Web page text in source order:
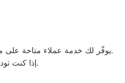
يوفّر لك خدمة عملاء متاحة على مدار 24 ساعة يوميًا للإجابة على جميع استفساراتك وإدارة مواعيد الصيانة بكل كفاءة. بمجرد التواصل معنا عبر الخط الساخن، ستحصل على دعم فوري وخدمة مميزة.
إذا كنتدايو الخاص بك، فإن توكيل دايو في المنصورة يتعاون مع أفضل وكلاء صيانة الأجهزة الكهربائية لضمان تجربة مميزة لجميع عملائنا.